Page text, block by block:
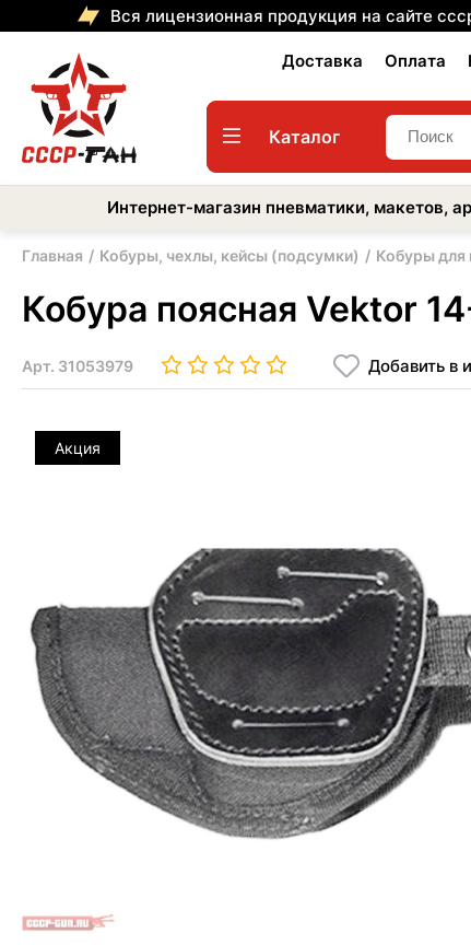
Вся лицензионная продукция на сайте
Доставка Оплата
Каталог
Интернет-магазин пневматики, макетов,
Главная Кобуры, чехлы, кейсы (подсумки) Кобуры для
Кобура поясная Vektor
Арт. 31053979 Добавить в
Акция